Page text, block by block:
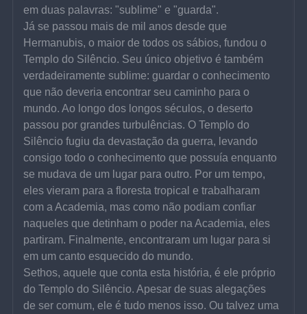
em duas palavras: "sublime" e "guarda".
Já se passou mais de mil anos desde que
Hermanubis, o maior de todos os sábios, fundou o
Templo do Silêncio. Seu único objetivo é também
verdadeiramente sublime: guardar o conhecimento
que não deveria encontrar seu caminho para o
mundo. Ao longo dos longos séculos, o deserto
passou por grandes turbulências. O Templo do
Silêncio fugiu da devastação da guerra, levando
consigo todo o conhecimento que possuía enquanto
se mudava de um lugar para outro. Por um tempo,
eles vieram para a floresta tropical e trabalharam
com a Academia, mas como não podiam confiar
naqueles que detinham o poder na Academia, eles
partiram. Finalmente, encontraram um lugar para si
em um canto esquecido do mundo.
Sethos, aquele que conta esta história, é ele próprio
do Templo do Silêncio. Apesar de suas alegações
de ser comum, ele é tudo menos isso. Ou talvez uma